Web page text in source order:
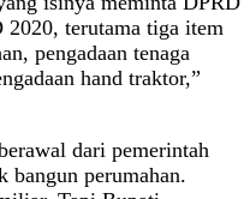
2020, terutama tiga item
pengadaan tenaga
hand traktor,”
dari pemerintah
bangun perumahan.